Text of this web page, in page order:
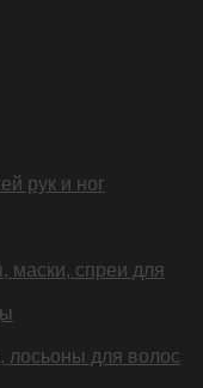
рук и ног
маски, спреи для
лосьоны для волос